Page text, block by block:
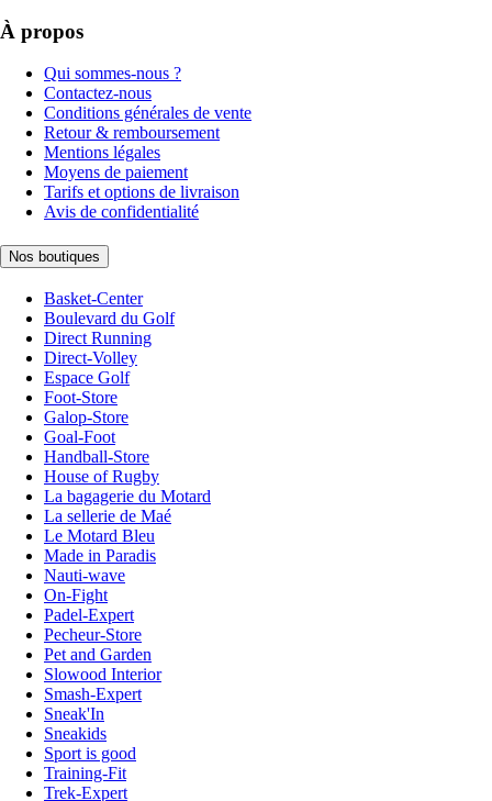
À propos
Qui sommes-nous ?
Contactez-nous
Conditions générales de vente
Retour & remboursement
Mentions légales
Moyens de paiement
Tarifs et options de livraison
Avis de confidentialité
Nos boutiques
Basket-Center
Boulevard du Golf
Direct Running
Direct-Volley
Espace Golf
Foot-Store
Galop-Store
Goal-Foot
Handball-Store
House of Rugby
La bagagerie du Motard
La sellerie de Maé
Le Motard Bleu
Made in Paradis
Nauti-wave
On-Fight
Padel-Expert
Pecheur-Store
Pet and Garden
Slowood Interior
Smash-Expert
Sneak'In
Sneakids
Sport is good
Training-Fit
Trek-Expert